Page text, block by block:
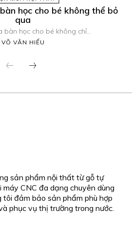
học cho bé không thể bỏ
qua
bàn học cho bé không chỉ...
VÕ VĂN HIẾU
sản phẩm nội thất từ gỗ tự
máy CNC đa dạng chuyên dùng
tôi đảm bảo sản phẩm phù hợp
phục vụ thị trường trong nước.